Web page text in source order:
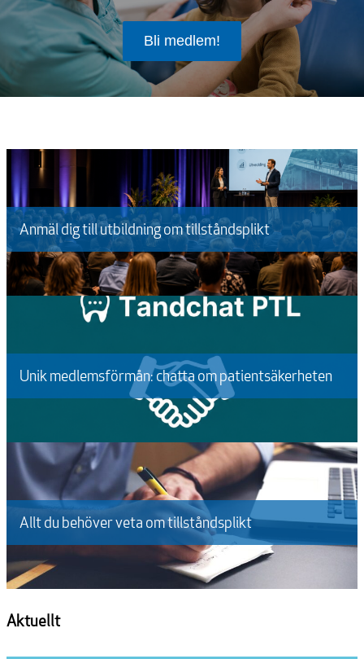
Bli medlem!
Anmäl dig till utbildning om tillståndsplikt
Unik medlemsförmån: chatta om patientsäkerheten
Allt du behöver veta om tillståndsplikt
Aktuellt